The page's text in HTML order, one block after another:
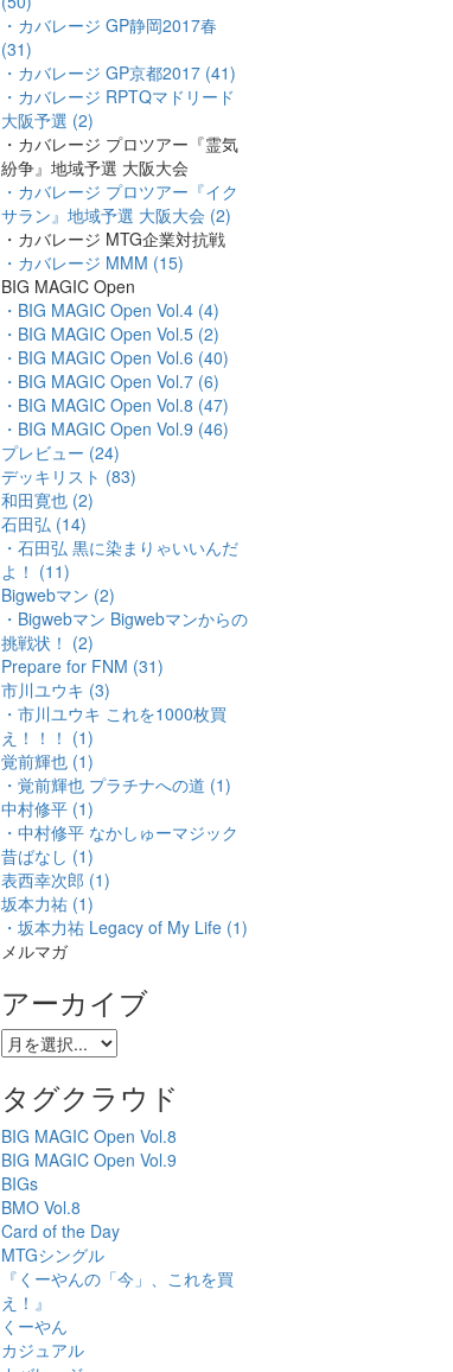
・カバレージ GP静岡2017春
(31)
・カバレージ GP京都2017 (41)
・カバレージ RPTQマドリード
大阪予選 (2)
・カバレージ プロツアー『霊気
紛争』地域予選 大阪大会
・カバレージ プロツアー『イク
サラン』地域予選 大阪大会 (2)
・カバレージ MTG企業対抗戦
・カバレージ MMM (15)
BIG MAGIC Open
・BIG MAGIC Open Vol.4 (4)
・BIG MAGIC Open Vol.5 (2)
・BIG MAGIC Open Vol.6 (40)
・BIG MAGIC Open Vol.7 (6)
・BIG MAGIC Open Vol.8 (47)
・BIG MAGIC Open Vol.9 (46)
プレビュー (24)
デッキリスト (83)
和田寛也 (2)
石田弘 (14)
・石田弘 黒に染まりゃいいんだ
よ！ (11)
Bigwebマン (2)
・Bigwebマン Bigwebマンからの
挑戦状！ (2)
Prepare for FNM (31)
市川ユウキ (3)
・市川ユウキ これを1000枚買
え！！！ (1)
覚前輝也 (1)
・覚前輝也 プラチナへの道 (1)
中村修平 (1)
・中村修平 なかしゅーマジック
昔ばなし (1)
表西幸次郎 (1)
坂本力祐 (1)
・坂本力祐 Legacy of My Life (1)
メルマガ
アーカイブ
タグクラウド
BIG MAGIC Open Vol.8
BIG MAGIC Open Vol.9
BIGs
BMO Vol.8
Card of the Day
MTGシングル
『くーやんの「今」、これを買
え！』
くーやん
カジュアル